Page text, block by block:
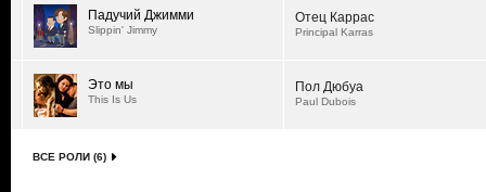
Падучий Джимми
Slippin' Jimmy
Отец Каррас
Principal Karras
Это мы
This Is Us
Пол Дюбуа
Paul Dubois
ВСЕ РОЛИ (6)